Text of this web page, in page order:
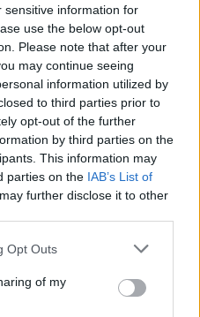
sensitive information for
use the below opt-out
Please note that after your
may continue seeing
information utilized by
to third parties prior to
opt-out of the further
by third parties on the
This information may
parties on the IAB’s List of
further disclose it to other
Opt Outs
of my
di più, ma
quanto accaduto
di sponsor
l'ingaggio del